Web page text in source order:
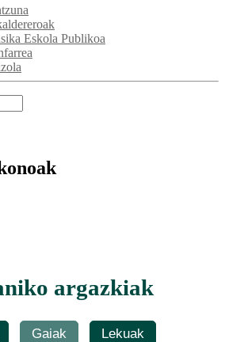
Eskola Publikoa
argazkiak
Gaiak Lekuak